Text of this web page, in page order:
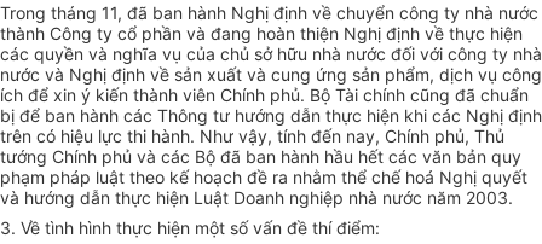
Trong tháng 11, đã ban hành Nghị định về chuyển công ty nhà nước
thành Công ty cổ phần và đang hoàn thiện Nghị định về thực hiện
các quyền và nghĩa vụ của chủ sở hữu nhà nước đối với công ty nhà
nước và Nghị định về sản xuất và cung ứng sản phẩm, dịch vụ công
ích để xin ý kiến thành viên Chính phủ. Bộ Tài chính cũng đã chuẩn
bị để ban hành các Thông tư hướng dẫn thực hiện khi các Nghị định
trên có hiệu lực thi hành. Như vậy, tính đến nay, Chính phủ, Thủ
tướng Chính phủ và các Bộ đã ban hành hầu hết các văn bản quy
phạm pháp luật theo kế hoạch đề ra nhằm thể chế hoá Nghị quyết
và hướng dẫn thực hiện Luật Doanh nghiệp nhà nước năm 2003.
3. Về tình hình thực hiện một số vấn đề thí điểm: